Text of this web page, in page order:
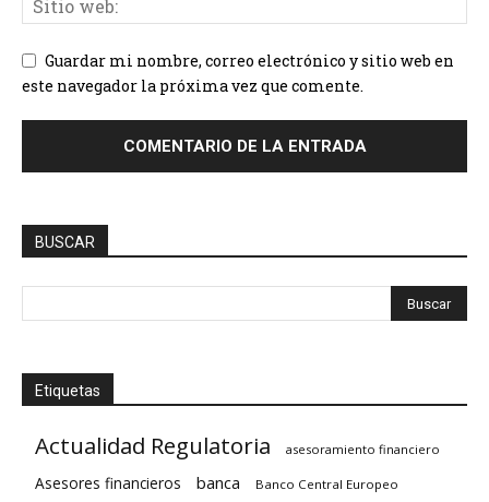
Guardar mi nombre, correo electrónico y sitio web en
este navegador la próxima vez que comente.
BUSCAR
Etiquetas
Actualidad Regulatoria asesoramiento financiero
Asesores financieros banca Banco Central Europeo